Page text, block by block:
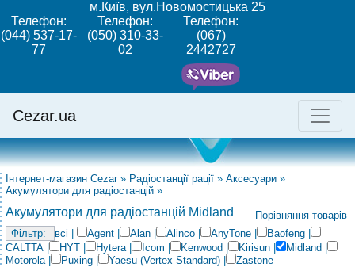
м.Київ, вул.Новомостицька 25
Телефон:
(044) 537-17-
77
Телефон:
(050) 310-33-
02
Телефон:
(067)
2442727
Cezar.ua
Інтернет-магазин Cezar » Радіостанції рації » Аксесуари »
Акумулятори для радіостанцій »
Акумулятори для радіостанцій Midland
Порівняння товарів
всі
Agent Alan Alinco AnyTone Baofeng
CALTTA
HYT Hytera| Icom Kenwood Kirisun Midland
Motorola| Puxing Yaesu (Vertex Standard)
Zastone